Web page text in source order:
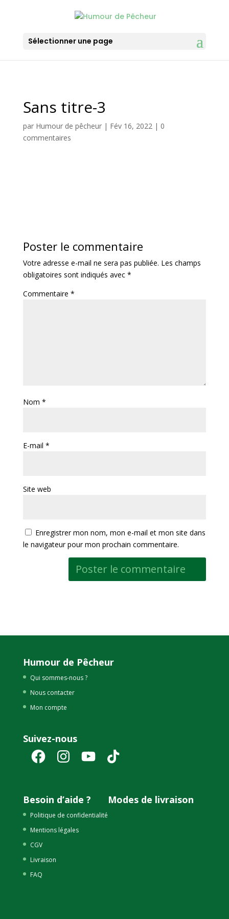
Sélectionner une page
Sans titre-3
par Humour de pêcheur| Fév 16, 2022| 0
commentaires
Poster le commentaire
Votre adresse e-mail ne sera pas publiée. Les champs
obligatoires sont indiqués avec *
Commentaire *
Nom *
E-mail *
Site web
Enregistrer mon nom, mon e-mail et mon site dans
le navigateur pour mon prochain commentaire.
Humour de Pêcheur
Qui sommes-nous ?
Nous contacter
Mon compte
Suivez-nous
FacebookInstagramYouTube TikTok
Besoin d’aide ?
Politique de confidentialité
Mentions légales
CGV
Livraison
FAQ
Modes de livraison